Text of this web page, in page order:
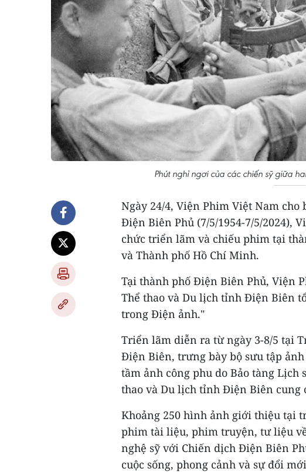
Phút nghỉ ngơi của các chiến sỹ giữa
Ngày 24/4, Viện Phim Việt Nam
Điện Biên Phủ (7/5/1954-7/5/2024),
chức triển lãm và chiếu phim tại
và Thành phố Hồ Chí Minh.
Tại thành phố Điện Biên Phủ, Viện
Thể thao và Du lịch tỉnh Điện Biên
trong Điện ảnh."
Triển lãm diễn ra từ ngày 3-8/5 tại
Điện Biên, trưng bày bộ sưu tập
tầm ảnh công phu do Bảo tàng Lịch
thao và Du lịch tỉnh Điện Biên cung
Khoảng 250 hình ảnh giới thiệu tại
phim tài liệu, phim truyện, tư liệu
nghệ sỹ với Chiến dịch Điện Biên
cuộc sống, phong cảnh và sự đổi